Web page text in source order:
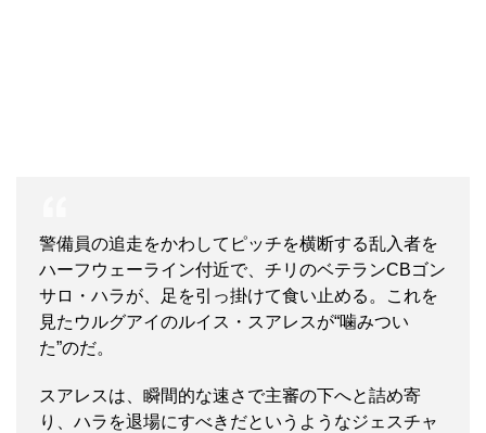
警備員の追走をかわしてピッチを横断する乱入者を
ハーフウェーライン付近で、チリのベテランCBゴン
サロ・ハラが、足を引っ掛けて食い止める。これを
見たウルグアイのルイス・スアレスが“噛みつい
た”のだ。
スアレスは、瞬間的な速さで主審の下へと詰め寄
り、ハラを退場にすべきだというようなジェスチャ